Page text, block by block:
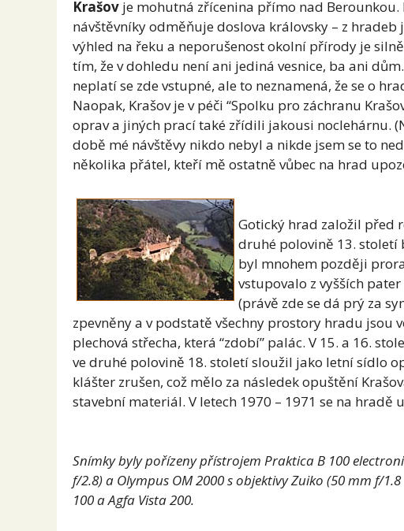
Krašov je mohutná zřícenina přímo nad Berounkou.
návštěvníky odměňuje doslova královsky – z hradeb
výhled na řeku a neporušenost okolní přírody je
tím, že v dohledu není ani jediná vesnice, ba ani
neplatí se zde vstupné, ale to neznamená, že se o
Naopak, Krašov je v péči “Spolku pro záchranu
oprav a jiných prací také zřídili jakousi noclehárnu.
době mé návštěvy nikdo nebyl a nikde jsem se to
několika přátel, kteří mě ostatně vůbec na hrad
Gotický hrad založil před
druhé polovině 13. století
byl mnohem později
vstupovalo z vyšších
(právě zde se dá prý za
zpevněny a v podstatě všechny prostory hradu jsou
plechová střecha, která “zdobí” palác. V 15. a 16.
ve druhé polovině 18. století sloužil jako letní sídlo
klášter zrušen, což mělo za následek opuštění
stavební materiál. V letech 1970 – 1971 se na
Snímky byly pořízeny přístrojem Praktica B 100
f/2.8) a Olympus OM 2000 s objektivy Zuiko (50 mm f/
100 a Agfa Vista 200.